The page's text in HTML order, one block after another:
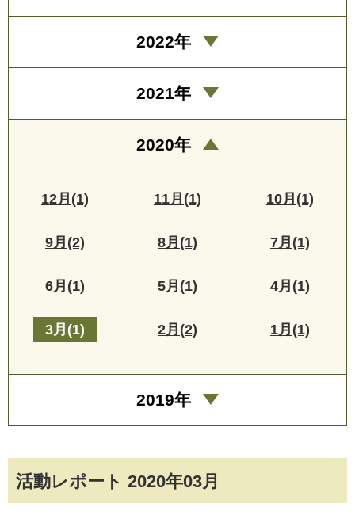
活動レポート 2020年03月
2022年
2021年
2020年
12月(1) 11月(1) 10月(1)
9月(2) 8月(1) 7月(1)
6月(1) 5月(1) 4月(1)
3月(1) 2月(2) 1月(1)
2019年